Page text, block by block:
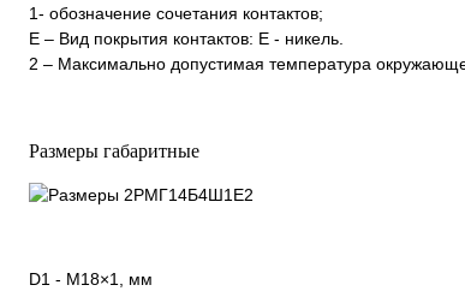
1- обозначение сочетания контактов;
Е – Вид покрытия контактов: Е - никель.
2 – Максимально допустимая температура
Размеры габаритные
D1 - М18×1, мм